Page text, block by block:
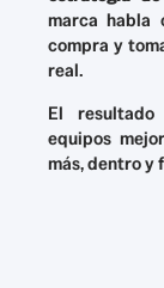
marca habla
compra y
real.
El resultado
equipos
más, dentro y